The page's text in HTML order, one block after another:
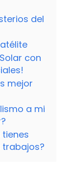
del
con
mejor
a mi
trabajos?